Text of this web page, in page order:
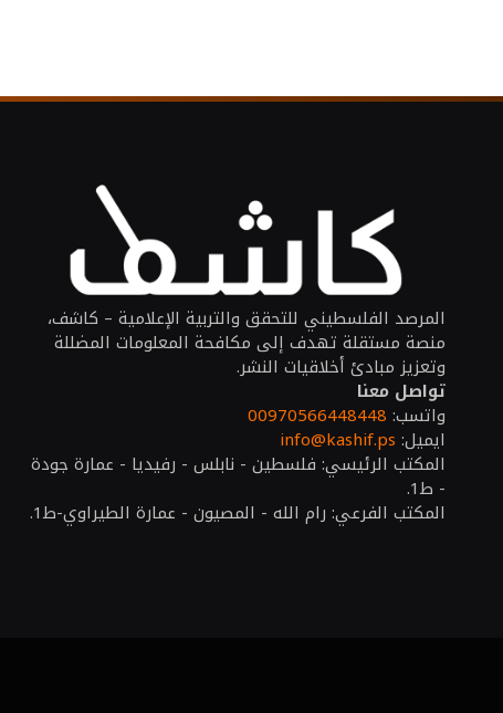
المرصد الفلسطيني للتحقق والتربية الإعلامية – كاشف،
منصة مستقلة تهدف إلى مكافحة المعلومات المضللة
وتعزيز مبادئ أخلاقيات النشر.
تواصل معنا
واتسب: 00970566448448
ايميل: info@kashif.ps
المكتب الرئيسي: فلسطين - نابلس - رفيديا - عمارة جودة
- ط1.
المكتب الفرعي: رام الله - المصيون - عمارة الطيراوي-ط1.